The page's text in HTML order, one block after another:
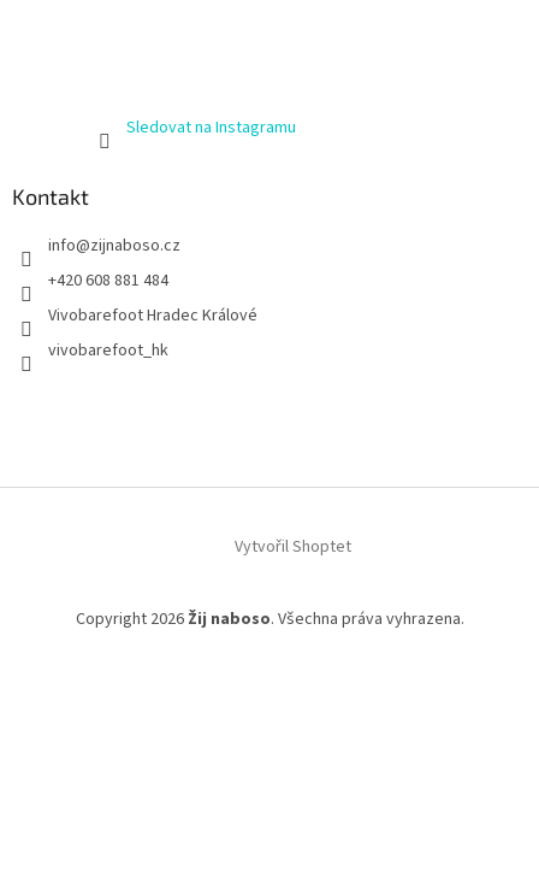
Sledovat na Instagramu
Kontakt
info@zijnaboso.cz
+420 608 881 484
Vivobarefoot Hradec Králové
vivobarefoot_hk
Vytvořil Shoptet
Copyright 2026 Žij naboso. Všechna práva vyhrazena.